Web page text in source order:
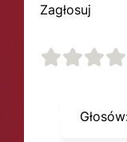
Zagłosuj